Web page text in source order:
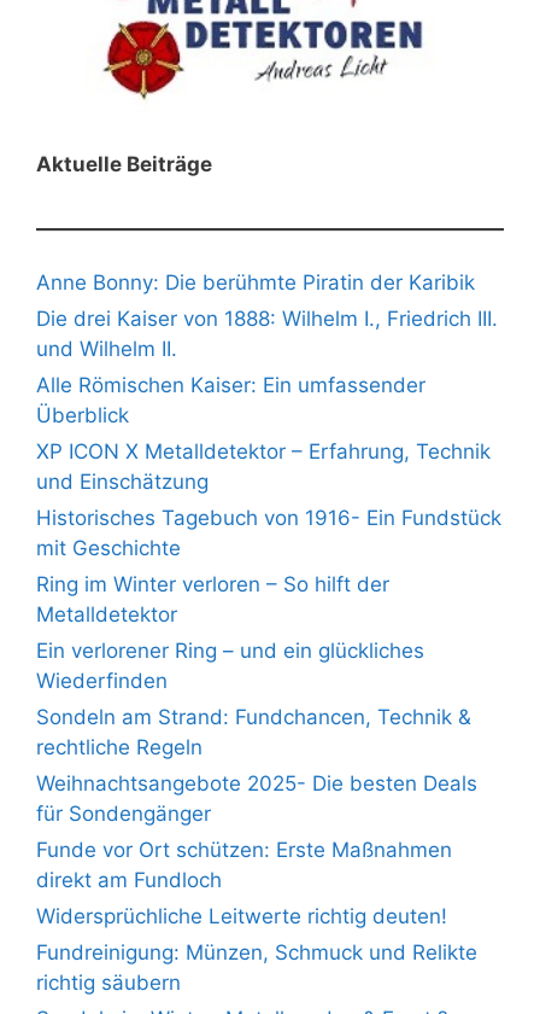
Aktuelle Beiträge
Anne Bonny: Die berühmte Piratin der Karibik
Die drei Kaiser von 1888: Wilhelm I., Friedrich III.
und Wilhelm II.
Alle Römischen Kaiser: Ein umfassender
Überblick
XP ICON X Metalldetektor – Erfahrung, Technik
und Einschätzung
Historisches Tagebuch von 1916- Ein Fundstück
mit Geschichte
Ring im Winter verloren – So hilft der
Metalldetektor
Ein verlorener Ring – und ein glückliches
Wiederfinden
Sondeln am Strand: Fundchancen, Technik &
rechtliche Regeln
Weihnachtsangebote 2025- Die besten Deals
für Sondengänger
Funde vor Ort schützen: Erste Maßnahmen
direkt am Fundloch
Widersprüchliche Leitwerte richtig deuten!
Fundreinigung: Münzen, Schmuck und Relikte
richtig säubern